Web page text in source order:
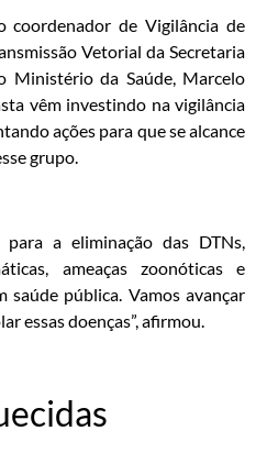
coordenador de Vigilância de
Vetorial da Secretaria
Ministério da Saúde, Marcelo
vêm investindo na vigilância
ações para que se alcance
grupo.
a eliminação das DTNs,
ameaças zoonóticas e
saúde pública. Vamos avançar
essas doenças”, afirmou.